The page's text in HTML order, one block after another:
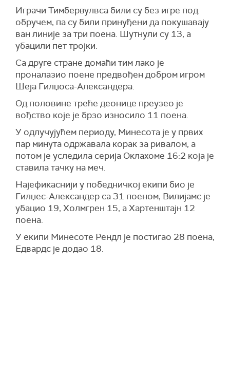
Играчи Тимбервулвса били су без игре под
обручем, па су били принуђени да покушавају
ван линије за три поена. Шутнули су 13, а
убацили пет тројки.
Са друге стране домаћи тим лако је
проналазио поене предвођен добром игром
Шеја Гилџоса-Александера.
Од половине треће деонице преузео је
вођство које је брзо износило 11 поена.
У одлучујућем периоду, Минесота је у првих
пар минута одржавала корак за ривалом, а
потом је уследила серија Оклахоме 16:2 која је
ставила тачку на меч.
Најефикаснији у победничкој екипи био је
Гилџес-Александер са 31 поеном, Вилијамс је
убацио 19, Холмгрен 15, а Хартенштајн 12
поена.
У екипи Минесоте Рендл је постигао 28 поена,
Едвардс је додао 18.